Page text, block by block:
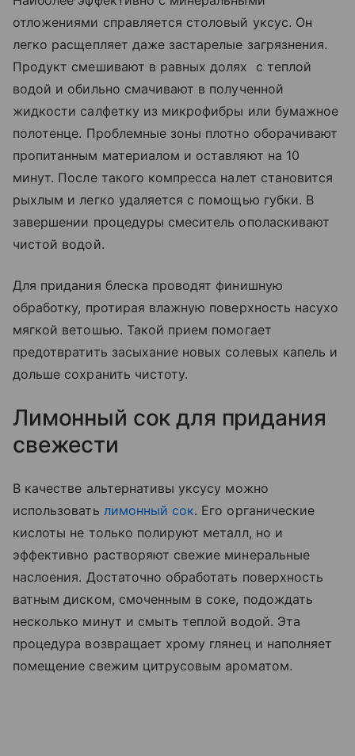
отложениями справляется столовый уксус. Он
легко расщепляет даже застарелые загрязнения.
Продукт смешивают в равных долях с теплой
водой и обильно смачивают в полученной
жидкости салфетку из микрофибры или бумажное
полотенце. Проблемные зоны плотно оборачивают
пропитанным материалом и оставляют на 10
минут. После такого компресса налет становится
рыхлым и легко удаляется с помощью губки. В
завершении процедуры смеситель ополаскивают
чистой водой.
Для придания блеска проводят финишную
обработку, протирая влажную поверхность насухо
мягкой ветошью. Такой прием помогает
предотвратить засыхание новых солевых капель и
дольше сохранить чистоту.
Лимонный сок для придания
свежести
В качестве альтернативы уксусу можно
использовать лимонный сок. Его органические
кислоты не только полируют металл, но и
эффективно растворяют свежие минеральные
наслоения. Достаточно обработать поверхность
ватным диском, смоченным в соке, подождать
несколько минут и смыть теплой водой. Эта
процедура возвращает хрому глянец и наполняет
помещение свежим цитрусовым ароматом.